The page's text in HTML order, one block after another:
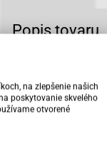
Popis tovaru
Volnobežka
AP0635150
ozubené koleso
vnútorný/vonkajší
na zlepšenie našich
poskytovanie skvelého
otvorené